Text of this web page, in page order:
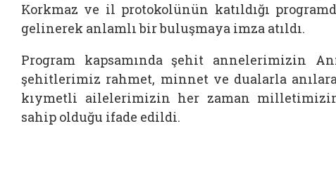
Korkmaz ve il protokolünün katıldığı
gelinerek anlamlı bir buluşmaya imza atıldı.
Program kapsamında şehit annelerimizin
şehitlerimiz rahmet, minnet ve dualarla
kıymetli ailelerimizin her zaman
sahip olduğu ifade edildi.